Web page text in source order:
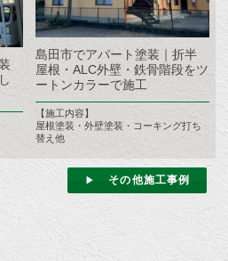
島田市でアパート塗装｜折半
屋根・ALC外壁・鉄骨階段をツ
ートンカラーで施工
【施工内容】
屋根塗装・外壁塗装・コーキング打ち
替え他
その他施工事例